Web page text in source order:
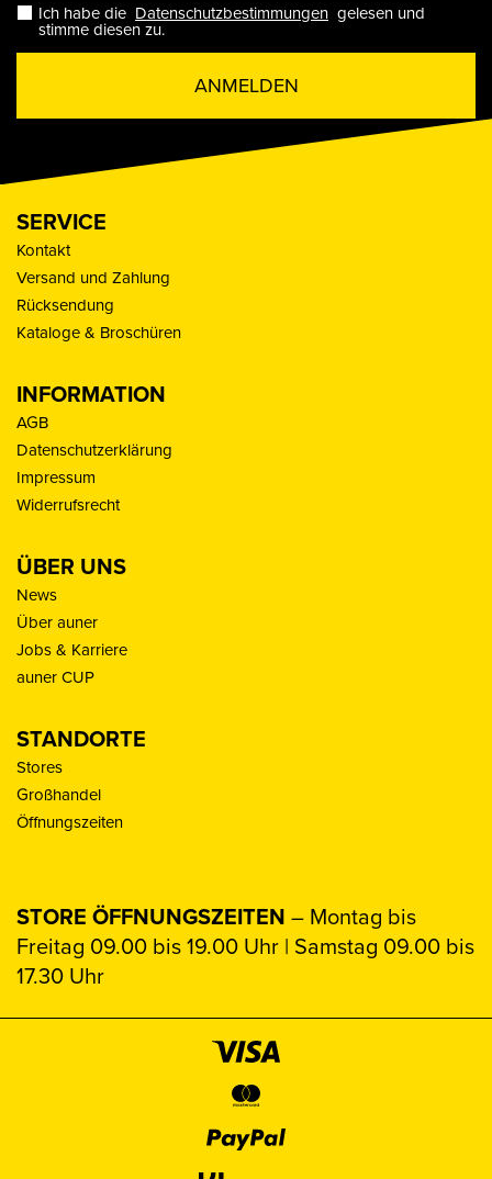
Ich habe die Datenschutzbestimmungen gelesen und
stimme diesen zu.
ANMELDEN
SERVICE
Kontakt
Versand und Zahlung
Rücksendung
Kataloge & Broschüren
INFORMATION
AGB
Datenschutzerklärung
Impressum
Widerrufsrecht
ÜBER UNS
News
Über auner
Jobs & Karriere
auner CUP
STANDORTE
Stores
Großhandel
Öffnungszeiten
STORE ÖFFNUNGSZEITEN – Montag bis
Freitag 09.00 bis 19.00 Uhr | Samstag 09.00 bis
17.30 Uhr